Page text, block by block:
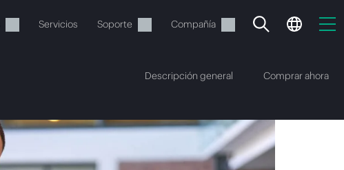
Servicios Soporte Compañía
Descripción general Comprar ahora